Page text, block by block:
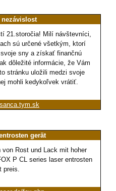
nezávislost
21.storočia! Milí návštevníci,
sú určené všetkým, ktorí
sny a získať finančnú
dôležité informácie, že Vám
stránku uložili medzi svoje
mohli kedykoľvek vrátiť.
gerät
Rost und Lack mit hoher
P CL series laser entrosten
preis.